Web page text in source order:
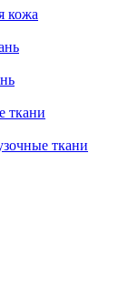
кожа
ткани
ткани